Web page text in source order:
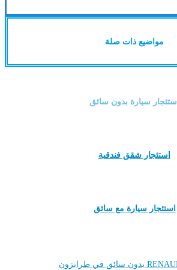
مواضيع ذات صلة
استئجار سيارة بدون سائق
استئجار شقق فندقية
استئجار سيارة مع سائق